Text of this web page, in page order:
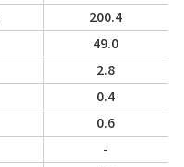
200.4
49.0
2.8
0.4
0.6
-